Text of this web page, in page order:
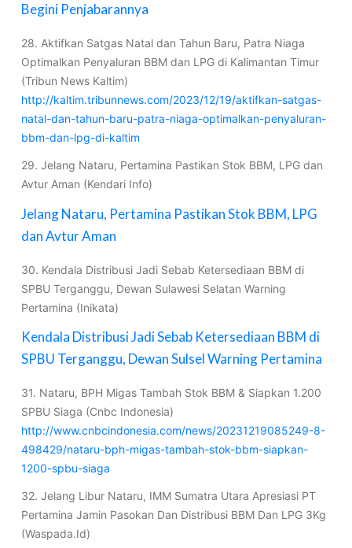
Begini Penjabarannya
28. Aktifkan Satgas Natal dan Tahun Baru, Patra Niaga
Optimalkan Penyaluran BBM dan LPG di Kalimantan Timur
(Tribun News Kaltim)
http://kaltim.tribunnews.com/2023/12/19/aktifkan-satgas-
natal-dan-tahun-baru-patra-niaga-optimalkan-penyaluran-
bbm-dan-lpg-di-kaltim
29. Jelang Nataru, Pertamina Pastikan Stok BBM, LPG dan
Avtur Aman (Kendari Info)
Jelang Nataru, Pertamina Pastikan Stok BBM, LPG
dan Avtur Aman
30. Kendala Distribusi Jadi Sebab Ketersediaan BBM di
SPBU Terganggu, Dewan Sulawesi Selatan Warning
Pertamina (Inikata)
Kendala Distribusi Jadi Sebab Ketersediaan BBM di
SPBU Terganggu, Dewan Sulsel Warning Pertamina
31. Nataru, BPH Migas Tambah Stok BBM & Siapkan 1.200
SPBU Siaga (Cnbc Indonesia)
http://www.cnbcindonesia.com/news/20231219085249-8-
498429/nataru-bph-migas-tambah-stok-bbm-siapkan-
1200-spbu-siaga
32. Jelang Libur Nataru, IMM Sumatra Utara Apresiasi PT
Pertamina Jamin Pasokan Dan Distribusi BBM Dan LPG 3Kg
(Waspada.Id)